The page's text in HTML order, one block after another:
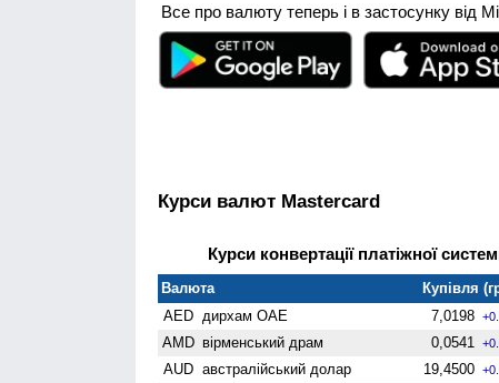
Все про валюту теперь і в застосунку від
Курси валют Mastercard
Курси конвертації платіжної
Валюта Купівля
AED дирхам ОАЕ 7,0198
AMD вiрменський драм 0,0541
AUD австралійський долар 19,4500